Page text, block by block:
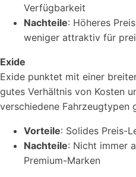
Verfügbarkeit
Nachteile: Höheres
weniger attraktiv für
Exide
Exide punktet mit einer
gutes Verhältnis von Kosten
verschiedene Fahrzeugtypen
Vorteile: Solides Preis-
Nachteile: Nicht immer
Premium-Marken